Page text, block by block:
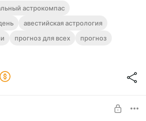
Глобы на 01 августа
Астрокомпас
астрокомпас
авестийская астрология
прогноз для всех
прогноз